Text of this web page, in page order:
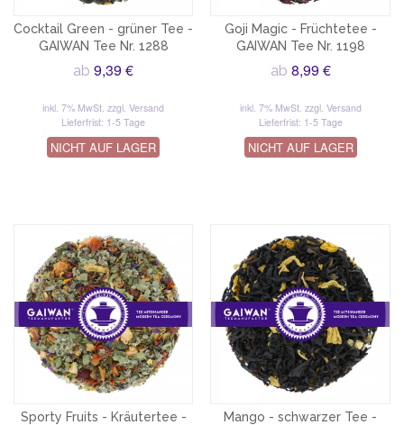
Cocktail Green - grüner Tee -
GAIWAN Tee Nr. 1288
ab9,39 €
inkl. 7% MwSt.zzgl. Versand
Lieferfrist: 1-5 Tage
NICHT AUF LAGER
Goji Magic - Früchtetee -
GAIWAN Tee Nr. 1198
ab 8,99 €
inkl. 7% MwSt. zzgl. Versand
Lieferfrist: 1-5 Tage
NICHT AUF LAGER
Sporty Fruits - Kräutertee -
Mango - schwarzer Tee -